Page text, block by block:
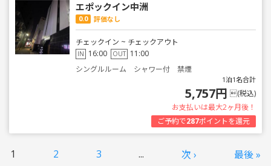
エポックイン中洲
0.0 評価なし
チェックイン ~ チェックアウト
IN 16:00 OUT 11:00
シングルルーム シャワー付 禁煙
1泊1名合計
5,757円 (税込)
お支払いは最大2ヶ月後！
ご予約で287ポイントを還元
1 2 3 ... 次 › 最後 »